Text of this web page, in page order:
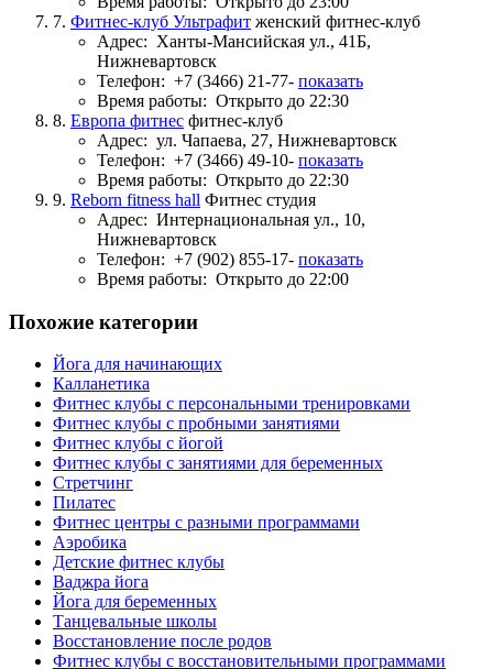
7. Фитнес-клуб Ультрафит женский фитнес-клуб
Адрес: Ханты-Мансийская ул., 41Б,
Нижневартовск
Телефон: +7 (3466) 21-77- показать
Время работы: Открыто до 22:30
8. Европа фитнес фитнес-клуб
Адрес: ул. Чапаева, 27, Нижневартовск
Телефон: +7 (3466) 49-10- показать
Время работы: Открыто до 22:30
9. Reborn fitness hall Фитнес студия
Адрес: Интернациональная ул., 10,
Нижневартовск
Телефон: +7 (902) 855-17- показать
Время работы: Открыто до 22:00
Похожие категории
Йога для начинающих
Калланетика
Фитнес клубы с персональными тренировками
Фитнес клубы с пробными занятиями
Фитнес клубы с йогой
Фитнес клубы с занятиями для беременных
Стретчинг
Пилатес
Фитнес центры с разными программами
Аэробика
Детские фитнес клубы
Ваджра йога
Йога для беременных
Танцевальные школы
Восстановление после родов
Фитнес клубы с восстановительными программами